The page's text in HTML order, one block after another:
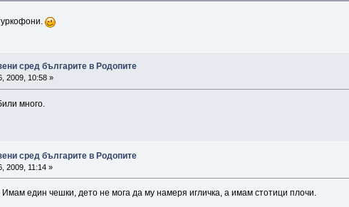
сред българите в Родопите
2009, 10:58 »
много.
сред българите в Родопите
2009, 11:14 »
един чешки, дето не мога да му намеря игличка, а имам стотици плочи.